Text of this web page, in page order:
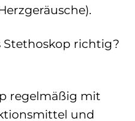
Stethoskop richtig?
regelmäßig mit
und